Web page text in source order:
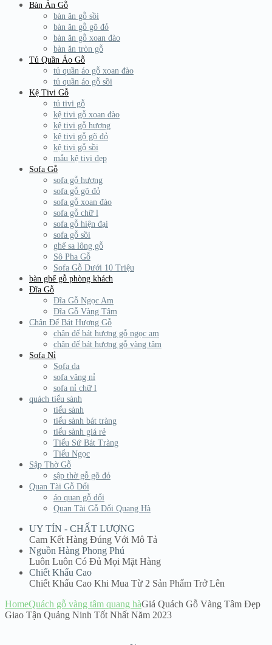
Bàn Ăn Gỗ
bàn ăn gỗ sồi
bàn ăn gỗ gõ đỏ
bàn ăn gỗ xoan đào
bàn ăn tròn gỗ
Tủ Quần Áo Gỗ
tủ quần áo gỗ xoan đào
tủ quần áo gỗ sồi
Kệ Tivi Gỗ
tủ tivi gỗ
kệ tivi gỗ xoan đào
kệ tivi gỗ hương
kệ tivi gỗ gõ đỏ
kệ tivi gỗ sồi
mẫu kệ tivi đẹp
Sofa Gỗ
sofa gỗ hương
sofa gỗ gõ đỏ
sofa gỗ xoan đào
sofa gỗ chữ l
sofa gỗ hiện đại
sofa gỗ sồi
ghế sa lông gỗ
Sô Pha Gỗ
Sofa Gỗ Dưới 10 Triệu
bàn ghế gỗ phòng khách
Đĩa Gỗ
Đĩa Gỗ Ngọc Am
Đĩa Gỗ Vàng Tâm
Chân Đế Bát Hương Gỗ
chân đế bát hương gỗ ngọc am
chân đế bát hương gỗ vàng tâm
Sofa Nỉ
Sofa da
sofa văng nỉ
sofa nỉ chữ l
quách tiểu sành
tiểu sành
tiểu sành bát tràng
tiểu sành giá rẻ
Tiểu Sứ Bát Tràng
Tiểu Ngọc
Sập Thờ Gỗ
sập thờ gỗ gõ đỏ
Quan Tài Gỗ Dổi
áo quan gỗ dổi
Quan Tài Gỗ Dổi Quang Hà
UY TÍN - CHẤT LƯỢNG
Cam Kết Hàng Đúng Với Mô Tả
Nguồn Hàng Phong Phú
Luôn Luôn Có Đủ Mọi Mặt Hàng
Chiết Khấu Cao
Chiết Khấu Cao Khi Mua Từ 2 Sản Phẩm Trở Lên
HomeQuách gỗ vàng tâm quang hàGiá Quách Gỗ Vàng Tâm Đẹp
Giao Tận Quảng Ninh Tốt Nhất Năm 2023